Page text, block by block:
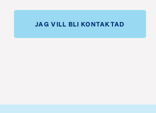
JAG VILL BLI KONTAKTAD